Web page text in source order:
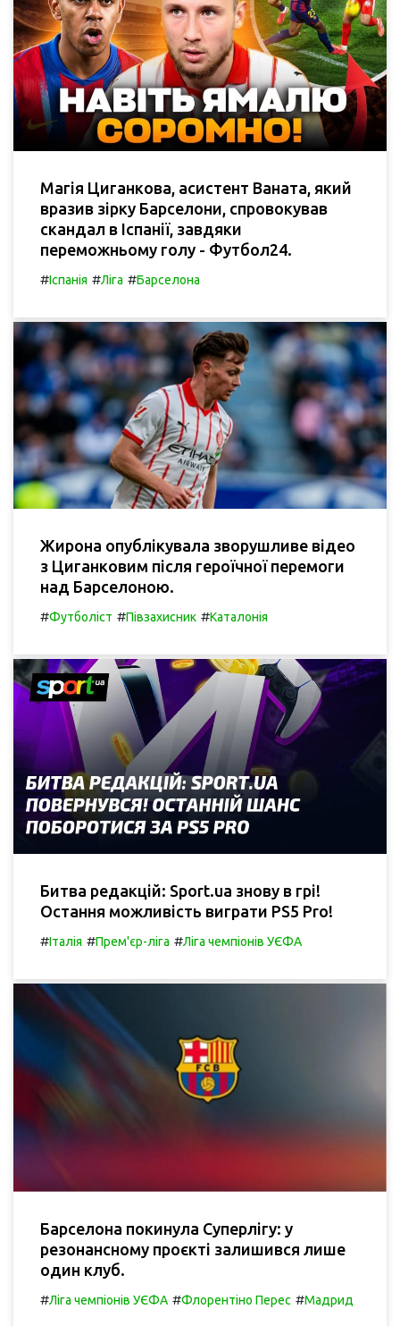
Магія Циганкова, асистент Ваната, який
вразив зірку Барселони, спровокував
скандал в Іспанії, завдяки
переможньому голу - Футбол24.
#Іспанія #Ліга #Барселона
Жирона опублікувала зворушливе відео
з Циганковим після героїчної перемоги
над Барселоною.
#Футболіст #Півзахисник #Каталонія
Битва редакцій: Sport.ua знову в грі!
Остання можливість виграти PS5 Pro!
#Італія #Прем'єр-ліга #Ліга чемпіонів УЄФА
Барселона покинула Суперлігу: у
резонансному проєкті залишився лише
один клуб.
#Ліга чемпіонів УЄФА #Флорентіно Перес #Мадрид